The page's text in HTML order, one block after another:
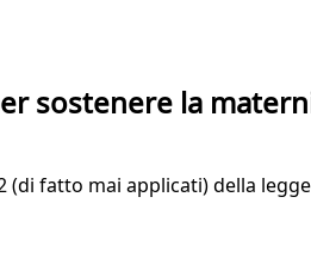
sostenere la
fatto mai applicati) della